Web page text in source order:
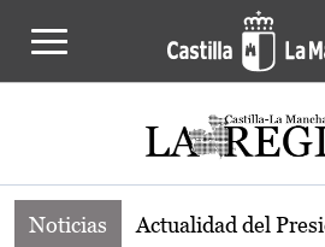
Noticias de la región
Noticias Actualidad del